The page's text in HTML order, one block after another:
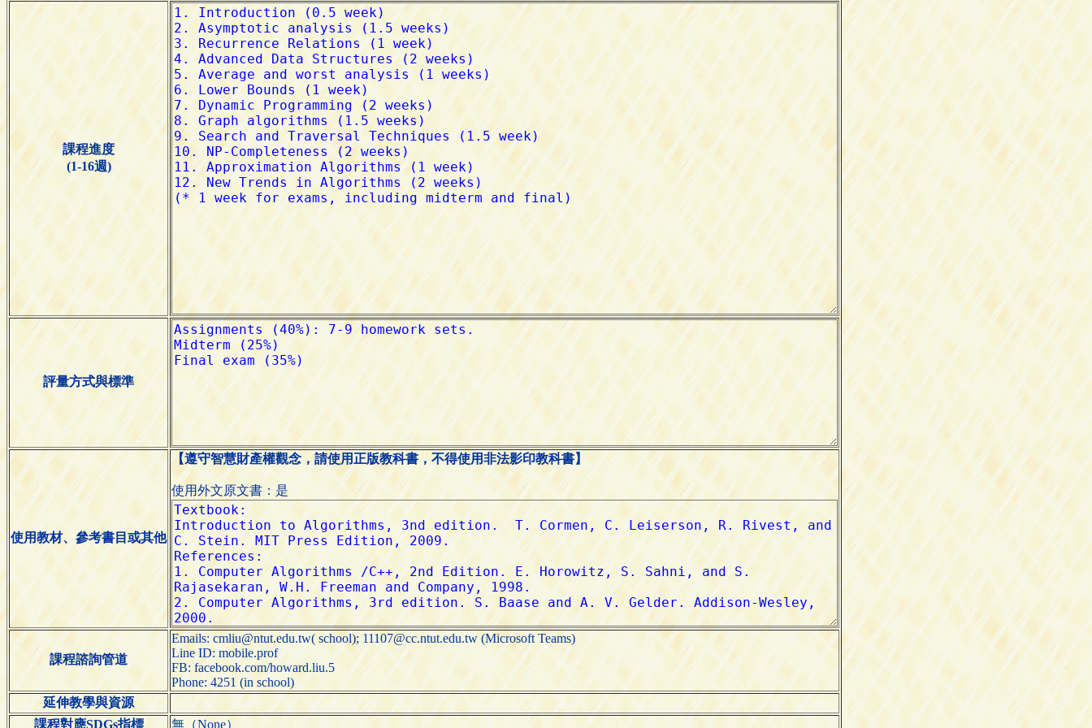
課程進度
(1-16週)
評量方式與標準
使用教材、參考書目或其他
【遵守智慧財產權觀念，請使用正版教科書，不得使用非法影印教科書】
使用外文原文書：是
課程諮詢管道
Emails: cmliu@ntut.edu.tw( school); 11107@cc.ntut.edu.tw (Microsoft Teams)
Line ID: mobile.prof
FB: facebook.com/howard.liu.5
Phone: 4251 (in school)
延伸教學與資源
課程對應SDGs指標
無（None）